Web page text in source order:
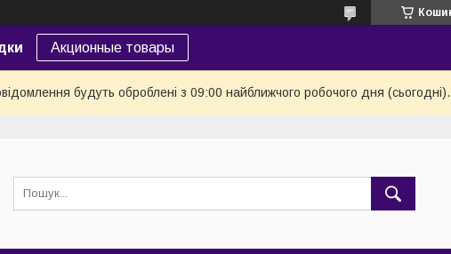
Акционные товары
будуть оброблені з 09:00 найближчого робочого дня (сьогодні).